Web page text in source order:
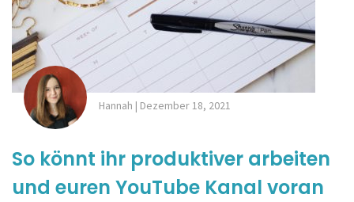
Hannah | Dezember 18, 2021
So könnt ihr produktiver arbeiten
und euren YouTube Kanal voran